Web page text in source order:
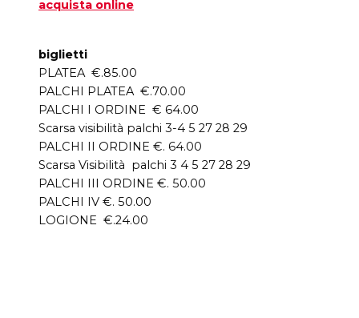
acquista online
biglietti
PLATEA €.85.00
PALCHI PLATEA €.70.00
PALCHI I ORDINE € 64.00
Scarsa visibilità palchi 3-4 5 27 28 29
PALCHI II ORDINE €. 64.00
Scarsa Visibilità palchi 3 4 5 27 28 29
PALCHI III ORDINE €. 50.00
PALCHI IV €. 50.00
LOGIONE €.24.00